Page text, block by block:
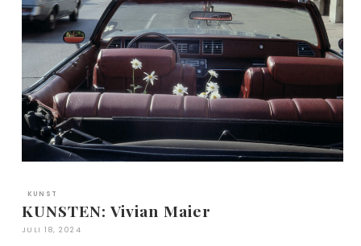
KUNST
KUNSTEN: Vivian Maier
JULI 18, 2024